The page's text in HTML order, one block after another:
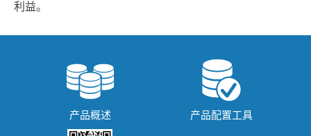
利益。
产品概述 产品配置工具